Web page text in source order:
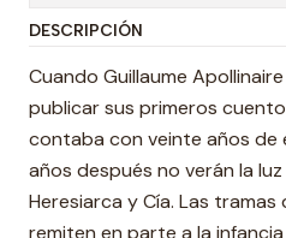
DESCRIPCIÓN
Cuando Guillaume
publicar sus primeros
contaba con veinte años de
años después no verán la
Heresiarca y Cía. Las
remiten en parte a la